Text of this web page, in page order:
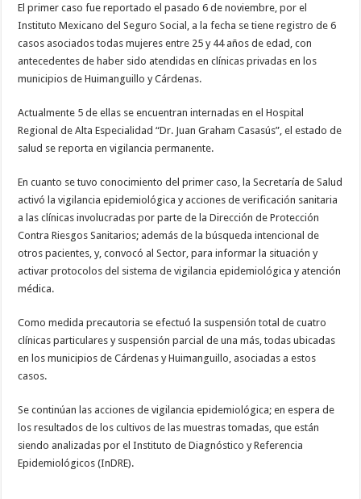
El primer caso fue reportado el pasado 6 de noviembre, por el
Instituto Mexicano del Seguro Social, a la fecha se tiene registro de 6
casos asociados todas mujeres entre 25 y 44 años de edad, con
antecedentes de haber sido atendidas en clínicas privadas en los
municipios de Huimanguillo y Cárdenas.
Actualmente 5 de ellas se encuentran internadas en el Hospital
Regional de Alta Especialidad “Dr. Juan Graham Casasús”, el estado de
salud se reporta en vigilancia permanente.
En cuanto se tuvo conocimiento del primer caso, la Secretaría de Salud
activó la vigilancia epidemiológica y acciones de verificación sanitaria
a las clínicas involucradas por parte de la Dirección de Protección
Contra Riesgos Sanitarios; además de la búsqueda intencional de
otros pacientes, y, convocó al Sector, para informar la situación y
activar protocolos del sistema de vigilancia epidemiológica y atención
médica.
Como medida precautoria se efectuó la suspensión total de cuatro
clínicas particulares y suspensión parcial de una más, todas ubicadas
en los municipios de Cárdenas y Huimanguillo, asociadas a estos
casos.
Se continúan las acciones de vigilancia epidemiológica; en espera de
los resultados de los cultivos de las muestras tomadas, que están
siendo analizadas por el Instituto de Diagnóstico y Referencia
Epidemiológicos (InDRE).